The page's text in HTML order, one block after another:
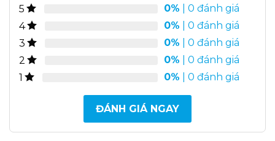
5 0% | 0 đánh giá
4
0% | 0 đánh giá
3
0% | 0 đánh giá
2
0% | 0 đánh giá
1
0% | 0 đánh giá
ĐÁNH GIÁ NGAY